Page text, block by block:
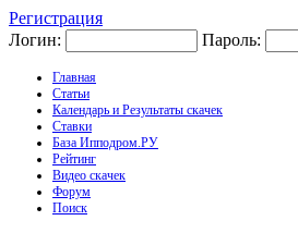
Регистрация
Логин:
Пароль:
Главная
Статьи
Календарь и Результаты скачек
Ставки
База Ипподром.РУ
Рейтинг
Видео скачек
Форум
Поиск